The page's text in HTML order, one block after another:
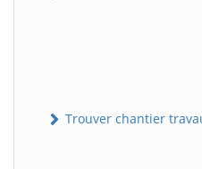
Trouver chantier